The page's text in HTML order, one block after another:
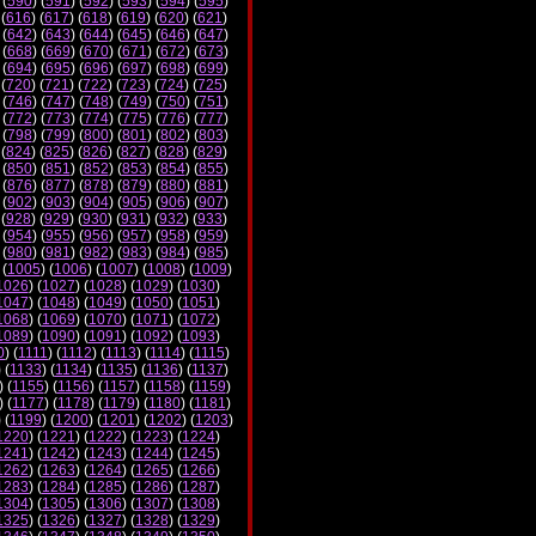
616) (617) (618) (619) (620) (621)
642) (643) (644) (645) (646) (647)
668) (669) (670) (671) (672) (673)
694) (695) (696) (697) (698) (699)
720) (721) (722) (723) (724) (725)
746) (747) (748) (749) (750) (751)
772) (773) (774) (775) (776) (777)
798) (799) (800) (801) (802) (803)
824) (825) (826) (827) (828) (829)
850) (851) (852) (853) (854) (855)
876) (877) (878) (879) (880) (881)
902) (903) (904) (905) (906) (907)
928) (929) (930) (931) (932) (933)
954) (955) (956) (957) (958) (959)
980) (981) (982) (983) (984) (985)
1005) (1006) (1007) (1008) (1009)
) (1027) (1028) (1029) (1030)
) (1048) (1049) (1050) (1051)
) (1069) (1070) (1071) (1072)
) (1090) (1091) (1092) (1093)
) (1111) (1112) (1113) (1114) (1115)
(1133) (1134) (1135) (1136) (1137)
(1155) (1156) (1157) (1158) (1159)
) (1177) (1178) (1179) (1180) (1181)
(1199) (1200) (1201) (1202) (1203)
) (1221) (1222) (1223) (1224)
) (1242) (1243) (1244) (1245)
) (1263) (1264) (1265) (1266)
) (1284) (1285) (1286) (1287)
) (1305) (1306) (1307) (1308)
) (1326) (1327) (1328) (1329)